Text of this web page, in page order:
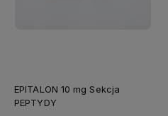
EPITALON 10 mg Sekcja
PEPTYDY